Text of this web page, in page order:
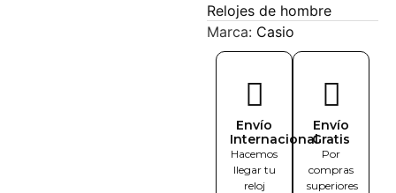
Relojes de hombre
Marca: Casio
Envío
Internacional
Hacemos
llegar tu
reloj
Envío
Gratis
Por
compras
superiores